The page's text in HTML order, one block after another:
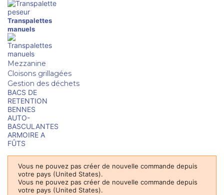
Transpalettes
manuels
Mezzanine
Cloisons grillagées
Gestion des déchets
BACS DE
RETENTION
BENNES
AUTO-
BASCULANTES
ARMOIRE A
FÛTS
Vous ne pouvez pas créer de nouvelle commande depuis
votre pays (United States).
Vous ne pouvez pas créer de nouvelle commande depuis
votre pays (United States).